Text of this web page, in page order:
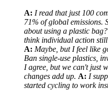
A: I read that just 100
71% of global emissions.
about using a plastic bag?
think individual action still
A: Maybe, but I feel like
Ban single-use plastics,
I agree, but we can't just
changes add up. A: I
started cycling to work